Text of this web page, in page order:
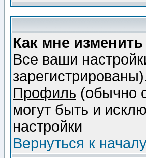
Как мне
Все ваши
Профиль (обычно
могут быть и
настройки
Вернуться к